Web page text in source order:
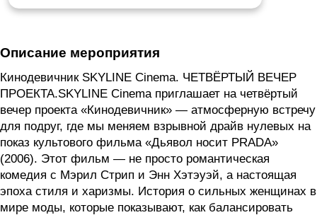
Описание мероприятия
Кинодевичник SKYLINE Cinema. ЧЕТВЁРТЫЙ ВЕЧЕР
ПРОЕКТА.SKYLINE Cinema приглашает на четвёртый
вечер проекта «Кинодевичник» — атмосферную встречу
для подруг, где мы меняем взрывной драйв нулевых на
показ культового фильма «Дьявол носит PRADA»
(2006). Этот фильм — не просто романтическая
комедия с Мэрил Стрип и Энн Хэтэуэй, а настоящая
эпоха стиля и харизмы. История о сильных женщинах в
мире моды, которые показывают, как балансировать